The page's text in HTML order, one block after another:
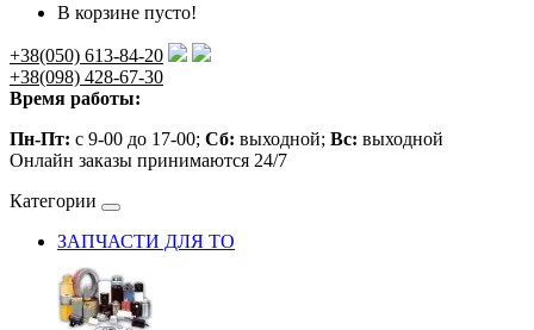
В корзине пусто!
+38(050) 613-84-20
+38(098) 428-67-30
Время работы:
Пн-Пт: с 9-00 до 17-00; Сб: выходной; Вс: выходной
Онлайн заказы принимаются 24/7
Категории
ЗАПЧАСТИ ДЛЯ ТО